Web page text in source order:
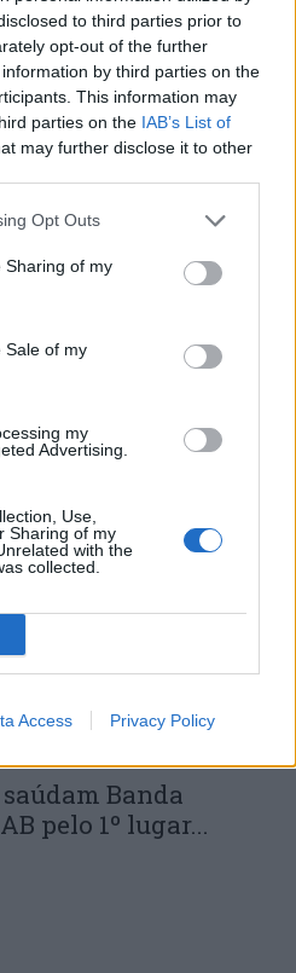
to third parties prior to
opt-out of the further
by third parties on the
This information may
parties on the IAB’s List of
may further disclose it to other
Opt Outs
Sharing of my
Sale of my
my
Advertising.
Use,
Sharing of my
with the
collected.
Access Privacy Policy
Poiares aproxima
regressa ao
durante o mês
Banda
pelo 1º lugar...